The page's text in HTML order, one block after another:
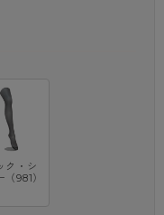
ク・シ
（981）